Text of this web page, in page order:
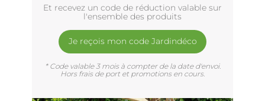
Et recevez un code de réduction valable sur
l'ensemble des produits
Je reçois mon code Jardindéco
* Code valable 3 mois à compter de la date d'envoi.
Hors frais de port et promotions en cours.